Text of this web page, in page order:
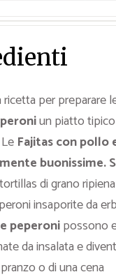
per preparare
un piatto
Fajitas con pollo
buonissime.
di grano
insaporite da
peperonipossono
da insalata e
o di una cena